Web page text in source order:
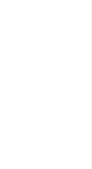
ちょこっと
えびの風味が